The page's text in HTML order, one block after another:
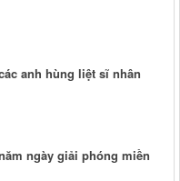
anh hùng liệt sĩ nhân
ngày giải phóng miền